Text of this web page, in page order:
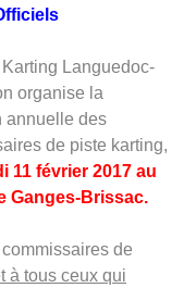
Karting Languedoc-
organise la
annuelle des
de piste karting,
11 février 2017 au
Ganges-Brissac.
de
à tous ceux qui